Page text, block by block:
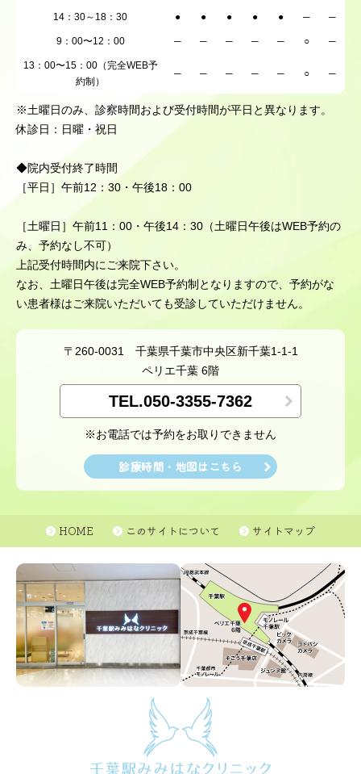
14：30～18：30 ● ● ● ● ● ─ ─
9：00〜12：00 ─ ─ ─ ─ ─ ○ ─
13：00〜15：00（完全WEB予
約制）
─ ─ ─ ─ ─ ○ ─
※土曜日のみ、診察時間および受付時間が平日と異なります。
休診日：日曜・祝日
◆院内受付終了時間
［平日］午前12：30・午後18：00
［土曜日］午前11：00・午後14：30（土曜日午後はWEB予約の
み、予約なし不可）
上記受付時間内にご来院下さい。
なお、土曜日午後は完全WEB予約制となりますので、予約がな
い患者様はご来院いただいても受診していただけません。
〒260-0031
千葉県千葉市中央区新千葉1-1-1
ペリエ千葉 6階
TEL.050-3355-7362
※お電話では予約をお取りできません
診療時間・地図はこちら
HOME このサイトについて サイトマップ